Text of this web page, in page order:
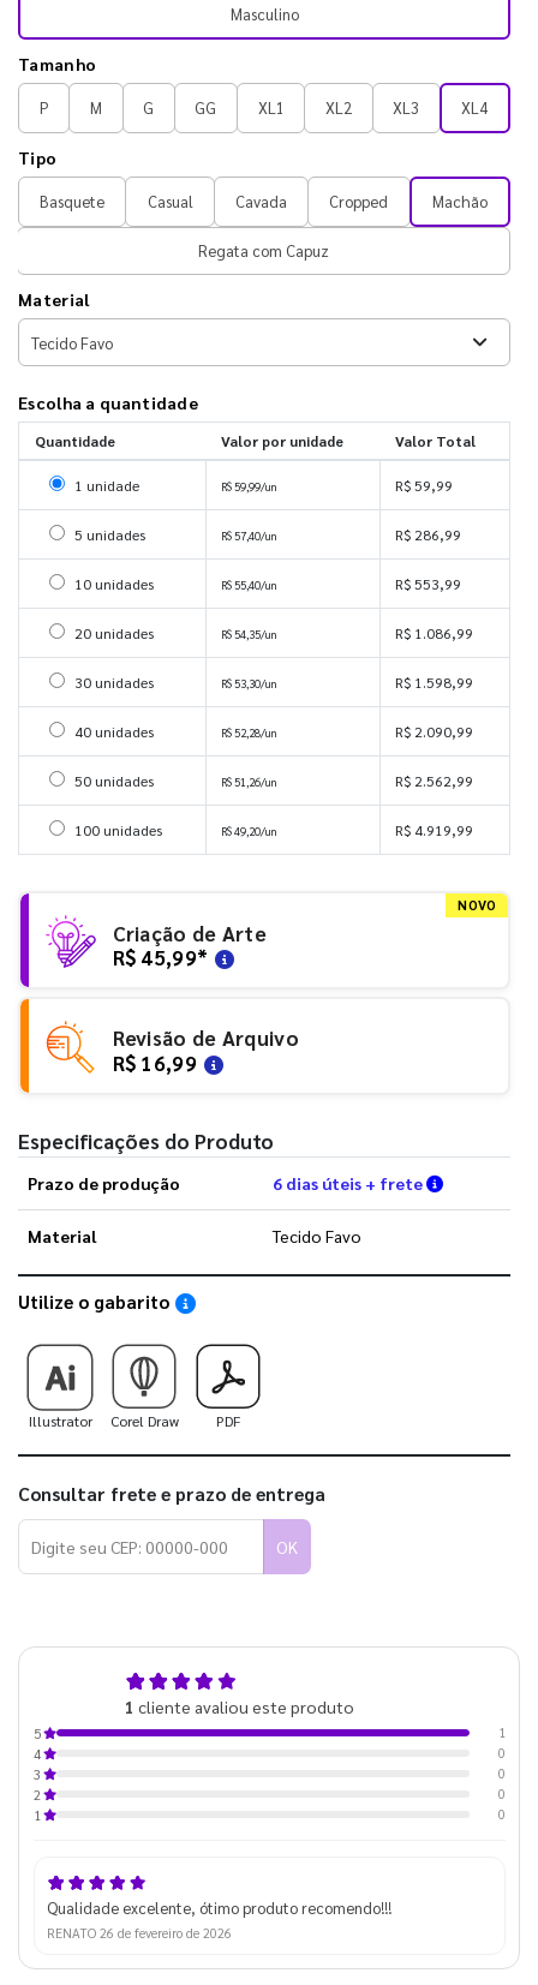
Masculino
Tamanho
P M G GG XL1 XL2 XL3 XL4
Tipo
Basquete Casual Cavada Cropped Machão
Regata com Capuz
Material
Escolha a quantidade
Quantidade Valor por unidade Valor Total
Selecionar 1 unidade
1 unidade R$ 59,99/un R$ 59,99
Selecionar 5 unidades
5 unidades R$ 57,40/un R$ 286,99
Selecionar 10 unidades
10 unidades R$ 55,40/un R$ 553,99
Selecionar 20 unidades
20 unidades R$ 54,35/un R$ 1.086,99
Selecionar 30 unidades
30 unidades R$ 53,30/un R$ 1.598,99
Selecionar 40 unidades
40 unidades R$ 52,28/un R$ 2.090,99
Selecionar 50 unidades
50 unidades R$ 51,26/un R$ 2.562,99
Selecionar 100 unidades
100 unidades R$ 49,20/un R$ 4.919,99
NOVO
Criação de Arte
R$ 45,99*
Revisão de Arquivo
R$ 16,99
Especificações do Produto
Prazo de produção 6 dias úteis + frete Verifique
Material Tecido Favo
Utilize o gabarito Saiba como utilizar os nossos gabaritos
Illustrator Corel Draw PDF
Consultar frete e prazo de entrega
OK
1 cliente avaliou este produto
5
1
4
0
3
0
2
0
1
0
Qualidade excelente, ótimo produto recomendo!!!
RENATO 26 de fevereiro de 2026